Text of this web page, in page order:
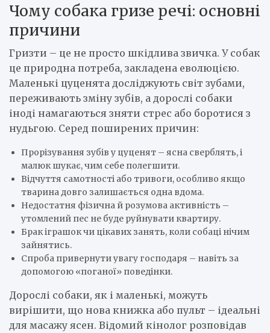
Чому собака гризе речі: основні
причини
Гризти – це не просто шкідлива звичка. У собак
це природна потреба, закладена еволюцією.
Маленькі цуценята досліджують світ зубами,
переживають зміну зубів, а дорослі собаки
іноді намагаються зняти стрес або боротися з
нудьгою. Серед поширених причин:
Прорізування зубів у цуценят – ясна сверблять, і
малюк шукає, чим себе полегшити.
Відчуття самотності або тривоги, особливо якщо
тварина довго залишається одна вдома.
Недостатня фізична й розумова активність –
утомлений пес не буде руйнувати квартиру.
Брак іграшок чи цікавих занять, коли собаці нічим
зайнятись.
Спроба привернути увагу господаря – навіть за
допомогою «поганої» поведінки.
Дорослі собаки, як і маленькі, можуть
вирішити, що нова книжка або пульт – ідеальні
для масажу ясен. Відомий кінолог розповідав